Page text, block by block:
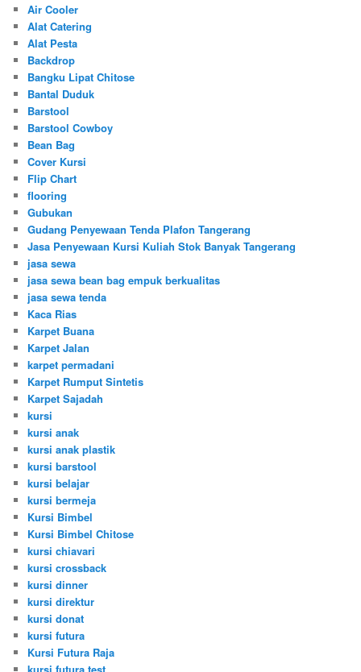
Air Cooler
Alat Catering
Alat Pesta
Backdrop
Bangku Lipat Chitose
Bantal Duduk
Barstool
Barstool Cowboy
Bean Bag
Cover Kursi
Flip Chart
flooring
Gubukan
Gudang Penyewaan Tenda Plafon Tangerang
Jasa Penyewaan Kursi Kuliah Stok Banyak Tangerang
jasa sewa
jasa sewa bean bag empuk berkualitas
jasa sewa tenda
Kaca Rias
Karpet Buana
Karpet Jalan
karpet permadani
Karpet Rumput Sintetis
Karpet Sajadah
kursi
kursi anak
kursi anak plastik
kursi barstool
kursi belajar
kursi bermeja
Kursi Bimbel
Kursi Bimbel Chitose
kursi chiavari
kursi crossback
kursi dinner
kursi direktur
kursi donat
kursi futura
Kursi Futura Raja